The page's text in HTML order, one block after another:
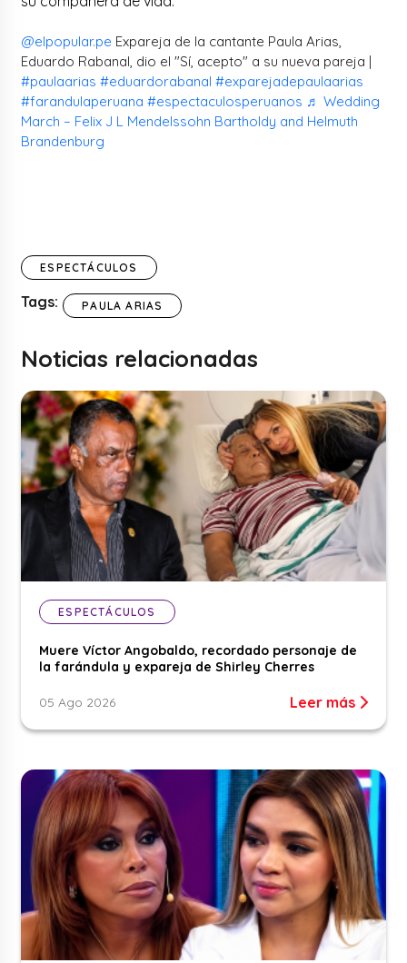
@elpopular.pe Expareja de la cantante Paula Arias,
Eduardo Rabanal, dio el "Sí, acepto" a su nueva pareja |
#paulaarias #eduardorabanal #exparejadepaulaarias
#farandulaperuana #espectaculosperuanos ♬ Wedding
March – Felix J L Mendelssohn Bartholdy and Helmuth
Brandenburg
ESPECTÁCULOS
Tags: PAULA ARIAS
Noticias relacionadas
ESPECTÁCULOS
Muere Víctor Angobaldo, recordado personaje de
la farándula y expareja de Shirley Cherres
05 Ago 2026 Leer más